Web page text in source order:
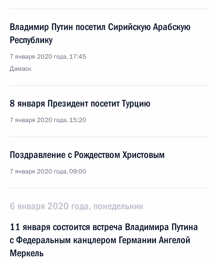
Владимир Путин посетил Сирийскую Арабскую
Республику
7 января 2020 года, 17:45
Дамаск
8 января Президент посетит Турцию
7 января 2020 года, 15:20
Поздравление с Рождеством Христовым
7 января 2020 года, 09:00
6 января 2020 года, понедельник
11 января состоится встреча Владимира Путина
с Федеральным канцлером Германии Ангелой
Меркель